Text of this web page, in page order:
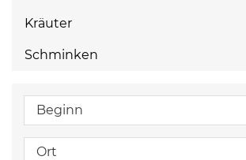
Kräuter
Schminken
Beginn
Ort